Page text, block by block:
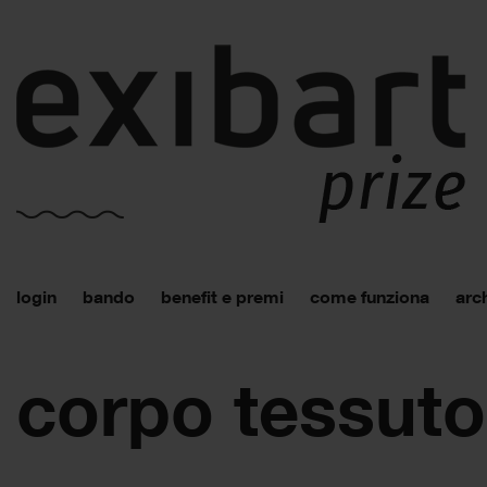
login bando benefit e premi come funziona
corpo